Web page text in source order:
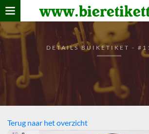
Home
verzamelen
De bierkaart
Bezoekers
DETAILS BUIKETIKET -
Terug naar het overzicht